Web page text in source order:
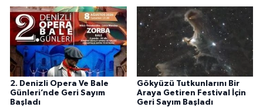
2. Denizli Opera Ve Bale
Günleri’nde Geri Sayım
Başladı
Gökyüzü Tutkunlarını Bir
Araya Getiren Festival İçin
Geri Sayım Başladı